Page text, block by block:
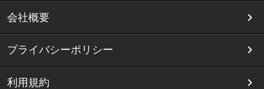
会社概要
プライバシーポリシー
利用規約